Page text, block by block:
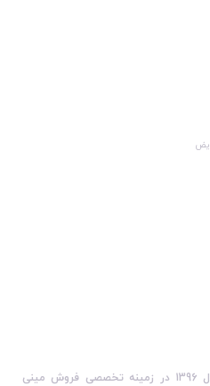
فروشگاه ایکا کامپیوتر در اواخر سال 1396 در زمینه تخصصی فروش مینی